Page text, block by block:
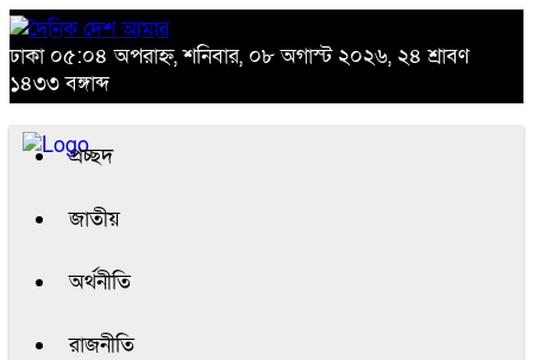
ঢাকা ০৫:০৪ অপরাহ্ন, শনিবার, ০৮ অগাস্ট ২০২৬, ২৪ শ্রাবণ
১৪৩৩ বঙ্গাব্দ
প্রচ্ছদ
জাতীয়
অর্থনীতি
রাজনীতি